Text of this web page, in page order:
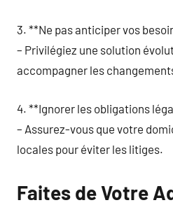
3. **Ne pas anticiper vos
– Privilégiez une solution
accompagner les
4. **Ignorer les obligations
– Assurez-vous que votre
locales pour éviter les litiges.
Faites de Votre